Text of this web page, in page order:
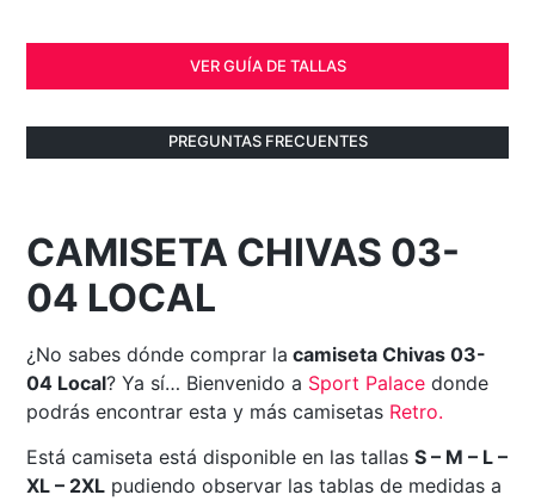
VER GUÍA DE TALLAS
PREGUNTAS FRECUENTES
CAMISETA CHIVAS 03-
04 LOCAL
¿No sabes dónde comprar la camiseta Chivas 03-
04 Local? Ya sí… Bienvenido a Sport Palace donde
podrás encontrar esta y más camisetas Retro.
Está camiseta está disponible en las tallasS – M – L –
XL – 2XL pudiendo observar las tablas de medidas a